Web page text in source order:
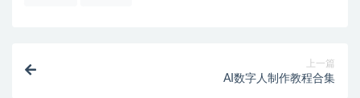
上一篇
AI数字人制作教程合集